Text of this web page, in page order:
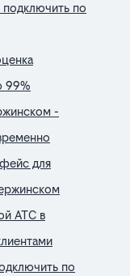
по
99%
-
для
АТС в
по